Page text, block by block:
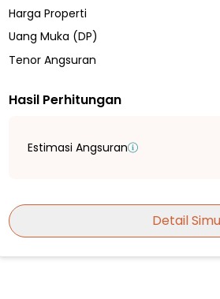
Fasilitas Sekitar Hunian:
4 Menit ke Sekolah Dasar Negeri Parapat
3 Menit ke Sekolah Dasar Negeri
3 Menit ke SD Negeri 3 Perumnas
2 Menit ke SMP - SMK Pasundan
1 Menit ke SMA HILARIS TANGERANG
2 Menit ke SMA MUHAMMADIYAH 4 KOTA
6 Menit ke Sekolah Surya Bangsa -
Harga Properti
Uang Muka (DP)
Tenor Angsuran
Hasil Perhitungan
Estimasi Angsuran
Detail